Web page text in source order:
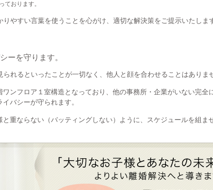
ております。
やすい言葉を使うことを心がけ、適切な解決策をご提示いたしま
ーを守ります。
れるといったことが一切なく、他人と顔を合わせることはありま
ワンフロア１室構造となっており、他の事務所・企業がいない完全
バシーが守られます。
と重ならない（バッティングしない）ように、スケジュールを組ま